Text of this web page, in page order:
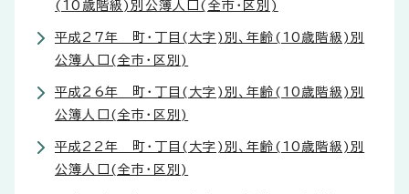
(10歳階級)別公簿人口(全市・区別)
平成27年 町・丁目(大字)別、年齢(10歳階級)別
公簿人口(全市・区別)
平成26年 町・丁目(大字)別、年齢(10歳階級)別
公簿人口(全市・区別)
平成22年 町・丁目(大字)別、年齢(10歳階級)別
公簿人口(全市・区別)